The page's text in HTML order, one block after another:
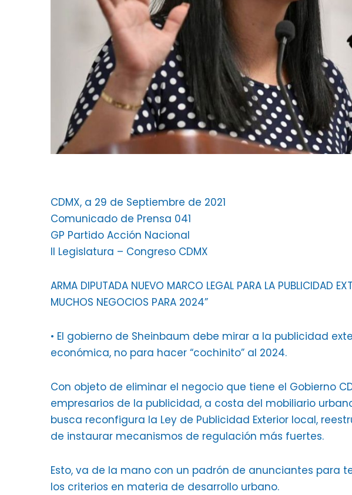
CDMX, a 29 de Septiembre de 2021
Comunicado de Prensa 041
GP Partido Acción Nacional
II Legislatura – Congreso CDMX
ARMA DIPUTADA NUEVO MARCO LEGAL PARA LA PUBLICIDAD
MUCHOS NEGOCIOS PARA 2024”
• El gobierno de Sheinbaum debe mirar a la publicidad
económica, no para hacer “cochinito” al 2024.
Con objeto de eliminar el negocio que tiene el Gobierno
empresarios de la publicidad, a costa del mobiliario
busca reconfigura la Ley de Publicidad Exterior local,
de instaurar mecanismos de regulación más fuertes.
Esto, va de la mano con un padrón de anunciantes para
los criterios en materia de desarrollo urbano.